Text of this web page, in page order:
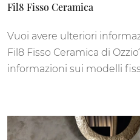
Fil8 Fisso Ceramica
Vuoi avere ulteriori
Fil8 Fisso Ceramica di
informazioni sui modelli